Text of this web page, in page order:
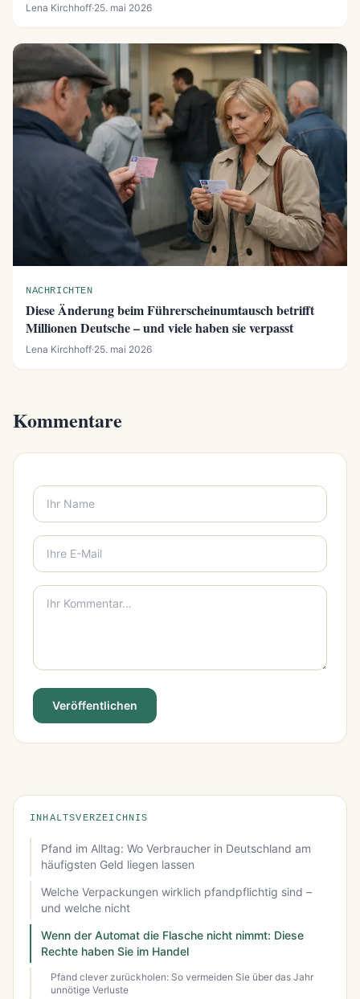
Lena Kirchhoff·25. mai 2026
NACHRICHTEN
Diese Änderung beim Führerscheinumtausch betrifft
Millionen Deutsche – und viele haben sie verpasst
Lena Kirchhoff·25. mai 2026
Kommentare
Veröffentlichen
INHALTSVERZEICHNIS
Pfand im Alltag: Wo Verbraucher in Deutschland am
häufigsten Geld liegen lassen
Welche Verpackungen wirklich pfandpflichtig sind –
und welche nicht
Wenn der Automat die Flasche nicht nimmt: Diese
Rechte haben Sie im Handel
Pfand clever zurückholen: So vermeiden Sie über das Jahr
unnötige Verluste